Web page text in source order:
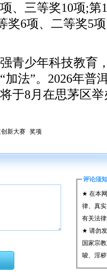
、三等奖10项;第
奖6项、二等奖5
青少年科技教育
法”。2026年普
于8月在思茅区
新大赛 奖项
评论须知
★ 在本
律、真
有关法
★ 请勿
国家宗
唆、淫
★ 承担